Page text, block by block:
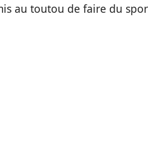
au toutou de faire du